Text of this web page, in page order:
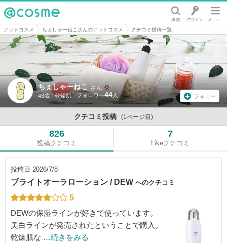
@cosme
アットコスメ ちぇしゃーねこさんのアットコスメ クチコミ投稿一覧
ちぇしゃーねこ さん
43歳 乾燥肌 44 フォロー
クチコミ投稿 (1ページ目)
826
投稿クチコミ
7
Likeクチコミ
投稿日 2026/7/8
ブライトオーラローション / DEW へのクチコミ
5
DEWの保湿ラインが好きで使っています。
美白ラインが発売されたということで購入。
乾燥肌な …続きをみる